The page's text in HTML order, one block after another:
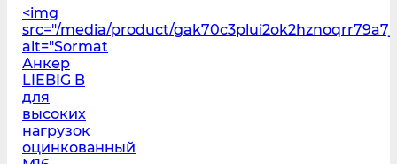
<img
src="/media/product/
alt="Sormat
Анкер
LIEBIG B
для
высоких
нагрузок
оцинкованный